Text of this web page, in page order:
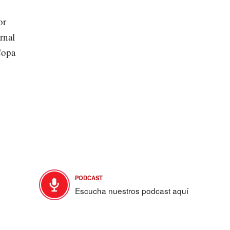
PODCAST
Escucha nuestros podcast aquí